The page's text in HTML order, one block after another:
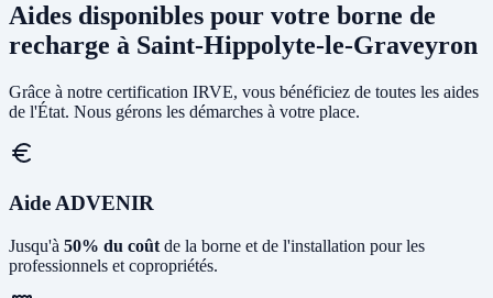
Aides disponibles pour votre borne de
recharge à Saint-Hippolyte-le-Graveyron
Grâce à notre certification IRVE, vous bénéficiez de toutes les aides
de l'État. Nous gérons les démarches à votre place.
Aide ADVENIR
Jusqu'à 50% du coût de la borne et de l'installation pour les
professionnels et copropriétés.